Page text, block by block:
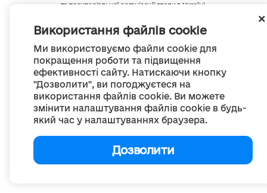
Використання файлів cookie
Ми використовуємо файли cookie для
покращення роботи та підвищення
ефективності сайту. Натискаючи кнопку
"Дозволити", ви погоджуєтеся на
використання файлів cookie. Ви можете
змінити налаштування файлів cookie в будь-
який час у налаштуваннях браузера.
Дозволити
та територіальної організації влади в Україні.
Весь контент доступний за ліцензією
Creative Commons Attribution 4.0 International license,
якщо не зазначено інше